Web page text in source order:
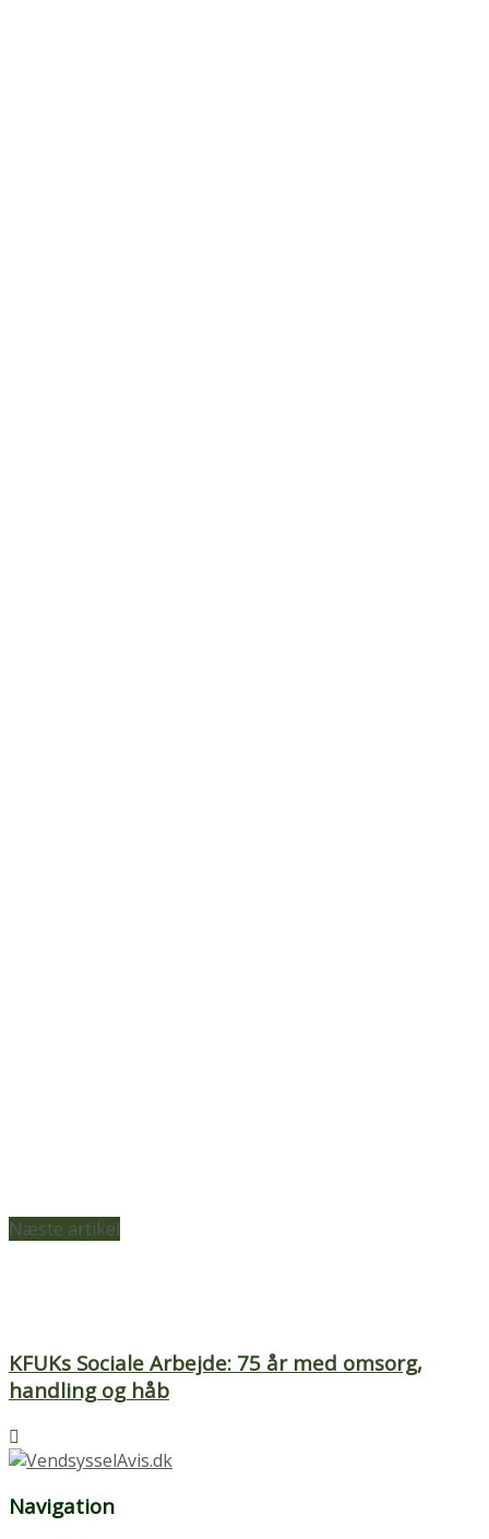
Næste artikel
KFUKs Sociale Arbejde: 75 år med omsorg,
handling og håb
Navigation